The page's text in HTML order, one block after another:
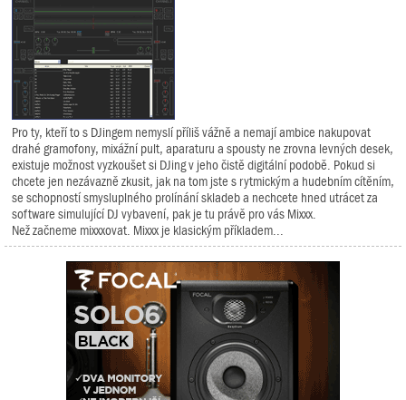
Pro ty, kteří to s DJingem nemyslí příliš vážně a nemají ambice nakupovat
drahé gramofony, mixážní pult, aparaturu a spousty ne zrovna levných desek,
existuje možnost vyzkoušet si DJing v jeho čistě digitální podobě. Pokud si
chcete jen nezávazně zkusit, jak na tom jste s rytmickým a hudebním cítěním,
se schopností smysluplného prolínání skladeb a nechcete hned utrácet za
software simulující DJ vybavení, pak je tu právě pro vás Mixxx.
Než začneme mixxxovat. Mixxx je klasickým příkladem...